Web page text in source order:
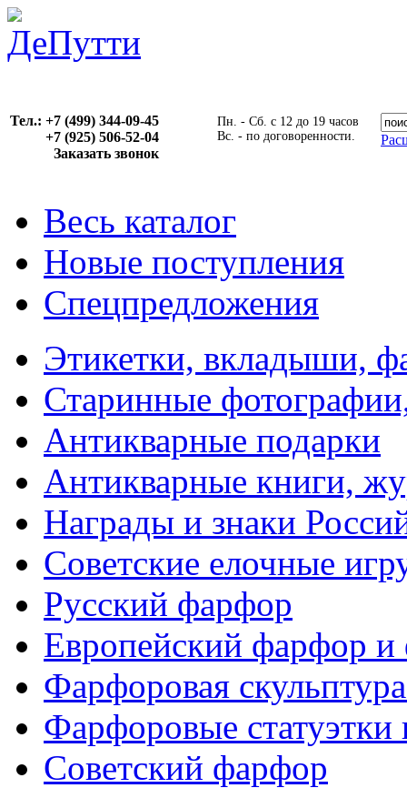
Тел.: +7 (499) 344-09-45
(925) 506-52-04
Заказать звонок
Пн. - Сб. с 12 до 19 часов
Вс. - по договоренности.
Весь каталог
Новые поступления
Спецпредложения
Этикетки, вкладыши,
Старинные
Антикварные подарки
Антикварные книги,
Награды и знаки
Советские елочные
Русский фарфор
Европейский фарфор и
Фарфоровая
Фарфоровые
Советский фарфор